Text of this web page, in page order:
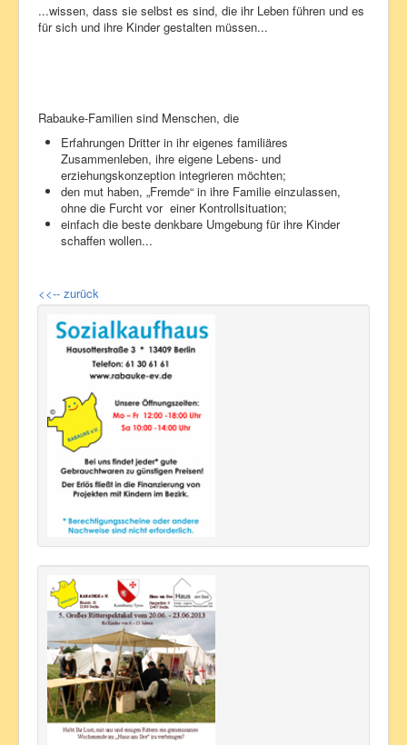
...wissen, dass sie selbst es sind, die ihr Leben führen und es
für sich und ihre Kinder gestalten müssen...
Rabauke-Familien sind Menschen, die
Erfahrungen Dritter in ihr eigenes familiäres
Zusammenleben, ihre eigene Lebens- und
erziehungskonzeption integrieren möchten;
den mut haben, „Fremde“ in ihre Familie einzulassen,
ohne die Furcht vor einer Kontrollsituation;
einfach die beste denkbare Umgebung für ihre Kinder
schaffen wollen...
<<-- zurück